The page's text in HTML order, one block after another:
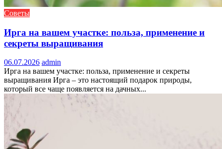
Советы
Ирга на вашем участке: польза, применение и
секреты выращивания
06.07.2026 admin
Ирга на вашем участке: польза, применение и секреты
выращивания Ирга – это настоящий подарок природы,
который все чаще появляется на дачных...